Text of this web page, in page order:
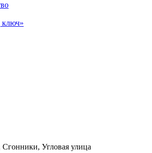
ключ»
Угловая улица